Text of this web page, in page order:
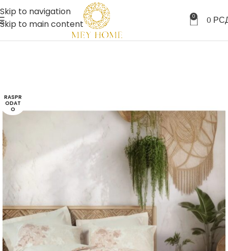
Skip to navigation
Skip to main content
0 0
RASPR
ODAT
O